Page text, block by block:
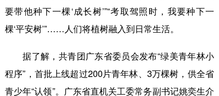
要带他种下一棵‘成长树’”“考取驾照时，我要种下一
棵‘平安树’”……人们将植树融入到日常生活。
据了解，共青团广东省委员会发布“绿美青年林小
程序”，首批上线超过200片青年林、3万棵树，供全省
青少年“认领”。广东省直机关工委常务副书记姚奕生介